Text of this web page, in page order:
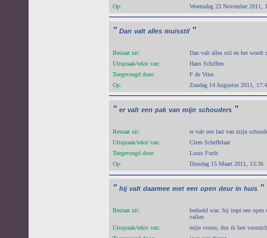
Op:
Woensdag 23 November 2011,
" Dan valt alles muisstil "
Bestaat uit:
Dan valt alles stil en het wordt
Uitspraak/tekst van:
Hans Schiffers
Toegevoegd door:
F de Vries
Op:
Zondag 14 Augustus 2011,
" er valt een pak van mijn schouders "
Bestaat uit:
er valt een last van mijn
Uitspraak/tekst van:
Clem Scheffelaar
Toegevoegd door:
Louis Furth
Op:
Dinsdag 15 Maart 2011, 13:36
" hij valt daarmee met een open deur in huis "
Bestaat uit:
bedoeld was: hij trapt een
vallen
Uitspraak/tekst van:
mijn vrouw, dus ik ben